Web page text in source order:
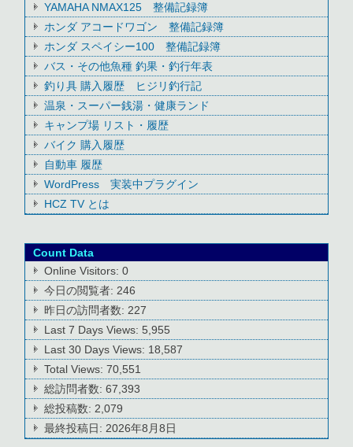
YAMAHA NMAX125 整備記録簿
ホンダ アコードワゴン 整備記録簿
ホンダ スペイシー100 整備記録簿
バス・その他魚種 釣果・釣行年表
釣り具 購入履歴 ヒジリ釣行記
温泉・スーパー銭湯・健康ランド
キャンプ場 リスト・履歴
バイク 購入履歴
自動車 履歴
WordPress 実装中プラグイン
HCZ TV とは
Count Data
Online Visitors:0
今日の閲覧者: 246
昨日の訪問者数: 227
Last 7 Days Views: 5,955
Last 30 Days Views: 18,587
Total Views:70,551
総訪問者数:67,393
総投稿数: 2,079
最終投稿日: 2026年8月8日